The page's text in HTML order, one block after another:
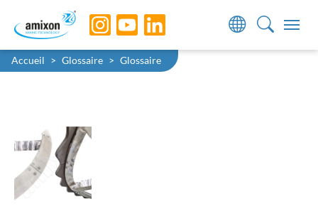
Skip to main navigation
Skip to main content
Skip to page footer
You are here:
Accueil Glossaire Glossaire